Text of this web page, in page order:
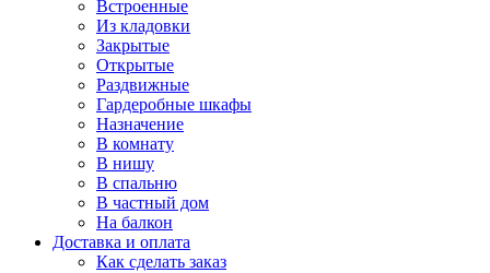
Встроенные
Из кладовки
Закрытые
Открытые
Раздвижные
Гардеробные шкафы
Назначение
В комнату
В нишу
В спальню
В частный дом
На балкон
Доставка и оплата
Как сделать заказ